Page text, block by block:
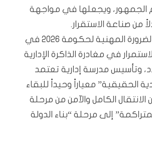
الجمهور، ويجعلها في مواجهة
من صناعة الاستقرار.
بناءً عليه، فإن الضرورة المهنية لحكومة 2026 في
في مغادرة الذاكرة الإدارية
وتأسيس مدرسة إدارية تعتمد
الحقيقية” معياراً وحيداً للبقاء
الانتقال الكامل والآمن من مرحلة
إلى مرحلة “بناء الدولة